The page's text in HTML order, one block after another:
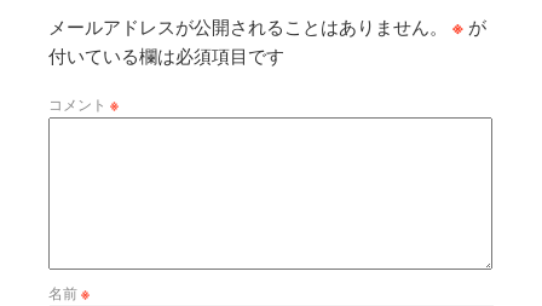
メールアドレスが公開されることはありません。 ※ が
付いている欄は必須項目です
コメント ※
名前※